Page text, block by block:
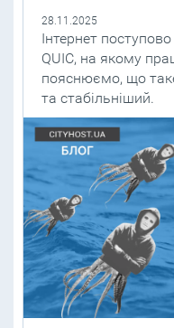
28.11.2025
Інтернет
QUIC, на якому
пояснюємо, що
та стабільніший.